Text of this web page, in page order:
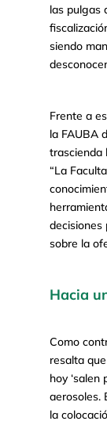
las pulgas
siendo
Frente a
la FAUBA
trascienda
“La
decisiones
sobre la
Hacia
Como
resalta
hoy ‘salen
aerosoles.
la